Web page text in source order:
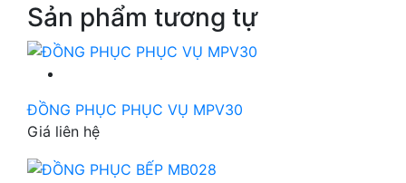
Sản phẩm tương tự
ĐỒNG PHỤC PHỤC VỤ MPV30
Giá liên hệ